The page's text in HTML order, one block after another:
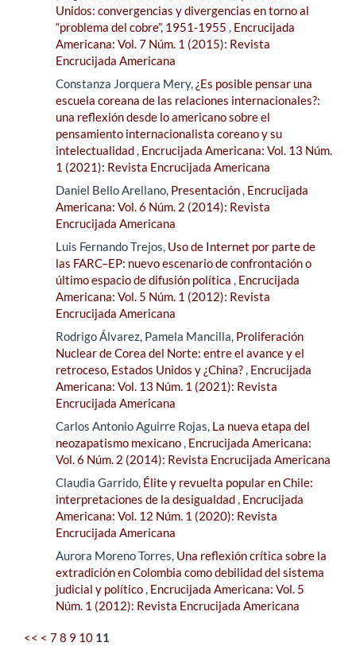
Unidos: convergencias y divergencias en torno al
“problema del cobre”, 1951-1955 , Encrucijada
Americana: Vol. 7 Núm. 1 (2015): Revista
Encrucijada Americana
Constanza Jorquera Mery, ¿Es posible pensar una
escuela coreana de las relaciones internacionales?:
una reflexión desde lo americano sobre el
pensamiento internacionalista coreano y su
intelectualidad, Encrucijada Americana: Vol. 13 Núm.
1 (2021): Revista Encrucijada Americana
Daniel Bello Arellano, Presentación, Encrucijada
Americana: Vol. 6 Núm. 2 (2014): Revista
Encrucijada Americana
Luis Fernando Trejos, Uso de Internet por parte de
las FARC–EP: nuevo escenario de confrontación o
último espacio de difusión política , Encrucijada
Americana: Vol. 5 Núm. 1 (2012): Revista
Encrucijada Americana
Rodrigo Álvarez, Pamela Mancilla, Proliferación
Nuclear de Corea del Norte: entre el avance y el
retroceso, Estados Unidos y ¿China?, Encrucijada
Americana: Vol. 13 Núm. 1 (2021): Revista
Encrucijada Americana
Carlos Antonio Aguirre Rojas, La nueva etapa del
neozapatismo mexicano, Encrucijada Americana:
Vol. 6 Núm. 2 (2014): Revista Encrucijada Americana
Claudia Garrido, Élite y revuelta popular en Chile:
interpretaciones de la desigualdad, Encrucijada
Americana: Vol. 12 Núm. 1 (2020): Revista
Encrucijada Americana
Aurora Moreno Torres, Una reflexión crítica sobre la
extradición en Colombia como debilidad del sistema
judicial y político, Encrucijada Americana: Vol. 5
Núm. 1 (2012): Revista Encrucijada Americana
<< < 78 9 10 11